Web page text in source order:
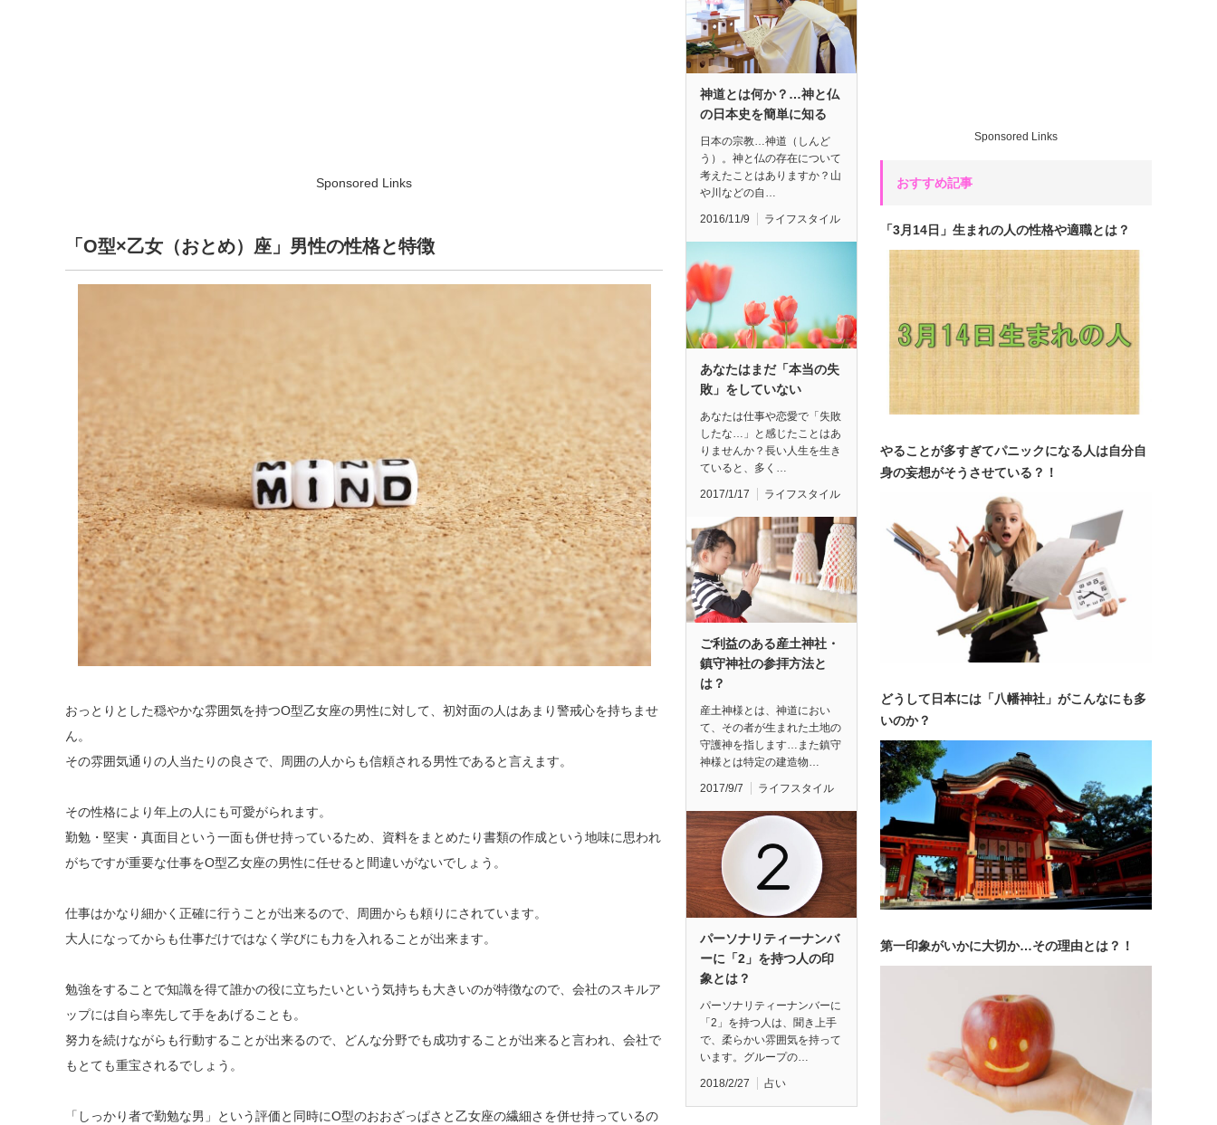
Sponsored Links
「O型×乙女（おとめ）座」男性の性格と特徴
おっとりとした穏やかな雰囲気を持つO型乙女座の男性に対して、初対面の人はあまり警戒心を持ちませ
ん。
その雰囲気通りの人当たりの良さで、周囲の人からも信頼される男性であると言えます。
その性格により年上の人にも可愛がられます。
勤勉・堅実・真面目という一面も併せ持っているため、資料をまとめたり書類の作成という地味に思われ
がちですが重要な仕事をO型乙女座の男性に任せると間違いがないでしょう。
仕事はかなり細かく正確に行うことが出来るので、周囲からも頼りにされています。
大人になってからも仕事だけではなく学びにも力を入れることが出来ます。
勉強をすることで知識を得て誰かの役に立ちたいという気持ちも大きいのが特徴なので、会社のスキルア
ップには自ら率先して手をあげることも。
努力を続けながらも行動することが出来るので、どんな分野でも成功することが出来ると言われ、会社で
もとても重宝されるでしょう。
「しっかり者で勤勉な男」という評価と同時にO型のおおざっぱさと乙女座の繊細さを併せ持っているの
神道とは何か？…神と仏
の日本史を簡単に知る
日本の宗教…神道（しんど
う）。神と仏の存在について
考えたことはありますか？山
や川などの自…
2016/11/9 ライフスタイル
あなたはまだ「本当の失
敗」をしていない
あなたは仕事や恋愛で「失敗
したな…」と感じたことはあ
りませんか？長い人生を生き
ていると、多く…
2017/1/17 ライフスタイル
ご利益のある産土神社・
鎮守神社の参拝方法と
は？
産土神様とは、神道におい
て、その者が生まれた土地の
守護神を指します…また鎮守
神様とは特定の建造物…
2017/9/7 ライフスタイル
パーソナリティーナンバ
ーに「2」を持つ人の印
象とは？
パーソナリティーナンバーに
「2」を持つ人は、聞き上手
で、柔らかい雰囲気を持って
います。グループの…
2018/2/27 占い
Sponsored Links
おすすめ記事
「3月14日」生まれの人の性格や適職とは？
やることが多すぎてパニックになる人は自分自
身の妄想がそうさせている？！
どうして日本には「八幡神社」がこんなにも多
いのか？
第一印象がいかに大切か…その理由とは？！